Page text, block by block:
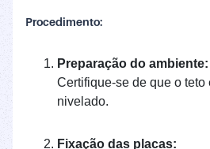
Procedimento:
Preparação do ambiente:
Certifique-se de que o teto
nivelado.
Fixação das placas: